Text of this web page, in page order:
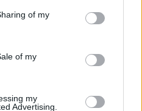
botón "Privacidad" en la
uses one or more Google
information including but
behaviour. You may click to
purposes in below Google
of my
of my
my
Advertising.